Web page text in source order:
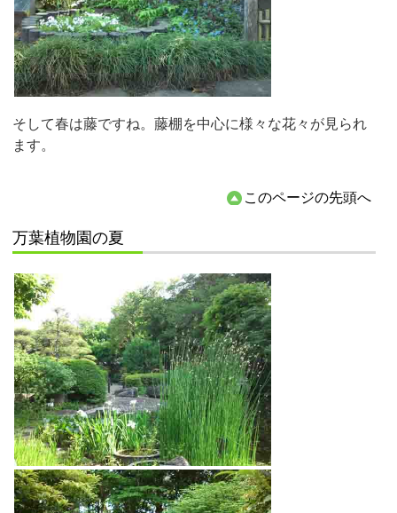
そして春は藤ですね。藤棚を中心に様々な花々が見られ
ます。
このページの先頭へ
万葉植物園の夏